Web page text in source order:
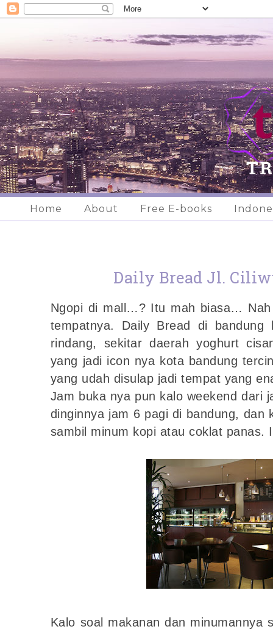
Home About Free E-books
Daily Bread Jl.
Ngopi di mall…? Itu mah biasa…
tempatnya. Daily Bread di
rindang, sekitar daerah yoghurt
yang jadi icon nya kota bandung
yang udah disulap jadi tempat yang
Jam buka nya pun kalo weekend dari
dinginnya jam 6 pagi di bandung, dan
sambil minum kopi atau coklat
Kalo soal makanan dan minumannya